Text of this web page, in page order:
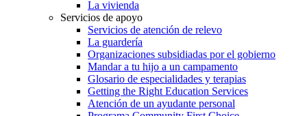
La vivienda
Servicios de apoyo
Servicios de atención de relevo
La guardería
Organizaciones subsidiadas por el gobierno
Mandar a tu hijo a un campamento
Glosario de especialidades y terapias
Getting the Right Education Services
Atención de un ayudante personal